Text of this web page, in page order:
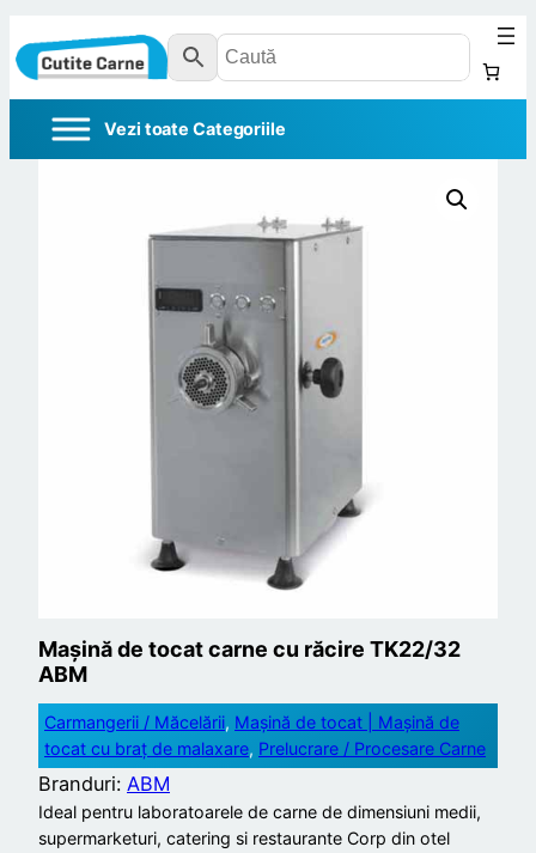
Mașină de tocat carne cu răcire TK22/32
ABM
Carmangerii / Măcelării, Mașină de tocat | Mașină de
tocat cu braț de malaxare, Prelucrare / Procesare Carne
Branduri: ABM
Ideal pentru laboratoarele de carne de dimensiuni medii,
supermarketuri, catering si restaurante Corp din otel